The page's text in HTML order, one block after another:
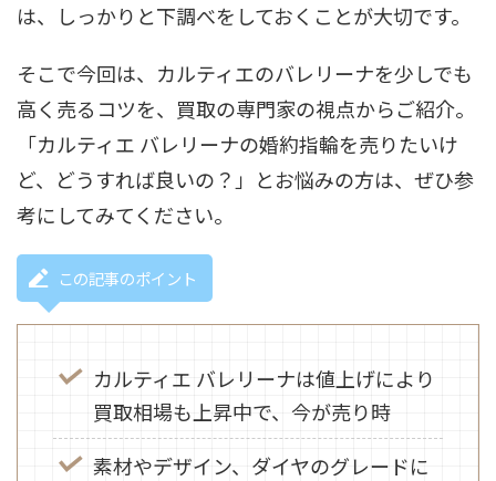
は、しっかりと下調べをしておくことが大切です。
そこで今回は、カルティエのバレリーナを少しでも
高く売るコツを、買取の専門家の視点からご紹介。
「カルティエ バレリーナの婚約指輪を売りたいけ
ど、どうすれば良いの？」とお悩みの方は、ぜひ参
考にしてみてください。
この記事のポイント
カルティエ バレリーナは値上げにより
買取相場も上昇中で、今が売り時
素材やデザイン、ダイヤのグレードに